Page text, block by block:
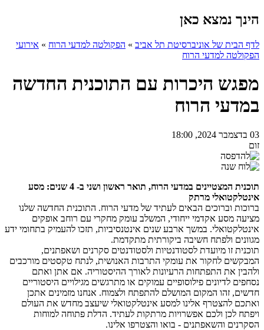
הינך נמצא כאן
לדף הבית של אוניברסיטת תל אביב » הפקולטה למדעי הרוח » אירועי
הפקולטה למדעי הרוח
מפגש היכרות עם התוכנית החדשה
במדעי הרוח
03 בדצמבר 2024, 18:00
זום
תוכנית המצטיינים במדעי הרוח, תואר ראשון ושני ב- 4 שנים: מסע
אינטלקטואלי מרתק
ברוכות וברוכים הבאים לעתיד של מדעי הרוח. התוכנית החדשה שלנו
מציעה מסע אקדמי ייחודי, המשלב עומק מחקרי עם רוחב אופקים
אינטלקטואלי. במשך ארבע שנים אינטנסיביות, תזכו להעמיק בתחומי ידע
מגוונים ולפתח חשיבה ביקורתית מתקדמת.
תוכנית זו מיועדת לסטודנטיות ולסטודנטים סקרנים ושאפתנים,
המבקשים לחקור את עומקי התרבות האנושית, לנתח טקסטים מורכבים
ולהבין את התפתחות הרעיונות לאורך ההיסטוריה. אם אתן ואתם
נסחפים לדיונים פילוסופיים עמוקים או מתרגשים מגילויים היסטוריים
חדשים, זהו המקום המושלם להתפתח ולצמוח. אנחנו מזמינים אתכן
ואתכם להצטרף אלינו למסע אינטלקטואלי שיעצב מחדש את העולם
ויפתח לכן ולכם אפשרויות מרתקות לעתיד. הדלת פתוחה למוחות
הסקרנים והשאפתנים - בואו והצטרפו אלינו.